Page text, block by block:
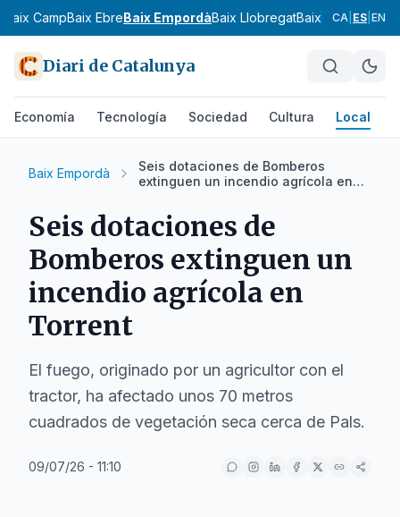
Baix CampBaix EbreBaix EmpordàBaix LlobregatBaix Penedès
CA ES EN
Diari de Catalunya
Economía Tecnología Sociedad Cultura Local
Baix Empordà
Seis dotaciones de Bomberos
extinguen un incendio agrícola en
Seis dotaciones de
Bomberos extinguen un
incendio agrícola en
Torrent
El fuego, originado por un agricultor con el
tractor, ha afectado unos 70 metros
cuadrados de vegetación seca cerca de Pals.
09/07/26 - 11:10